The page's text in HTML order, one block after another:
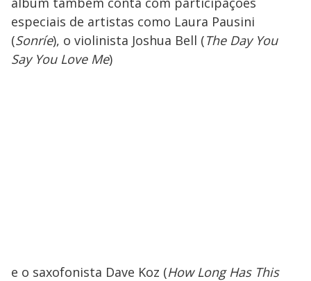
especiais de artistas como Laura Pausini
(Sonríe), o violinista Joshua Bell (The Day You
Say You Love Me)
e o saxofonista Dave Koz (How Long Has This